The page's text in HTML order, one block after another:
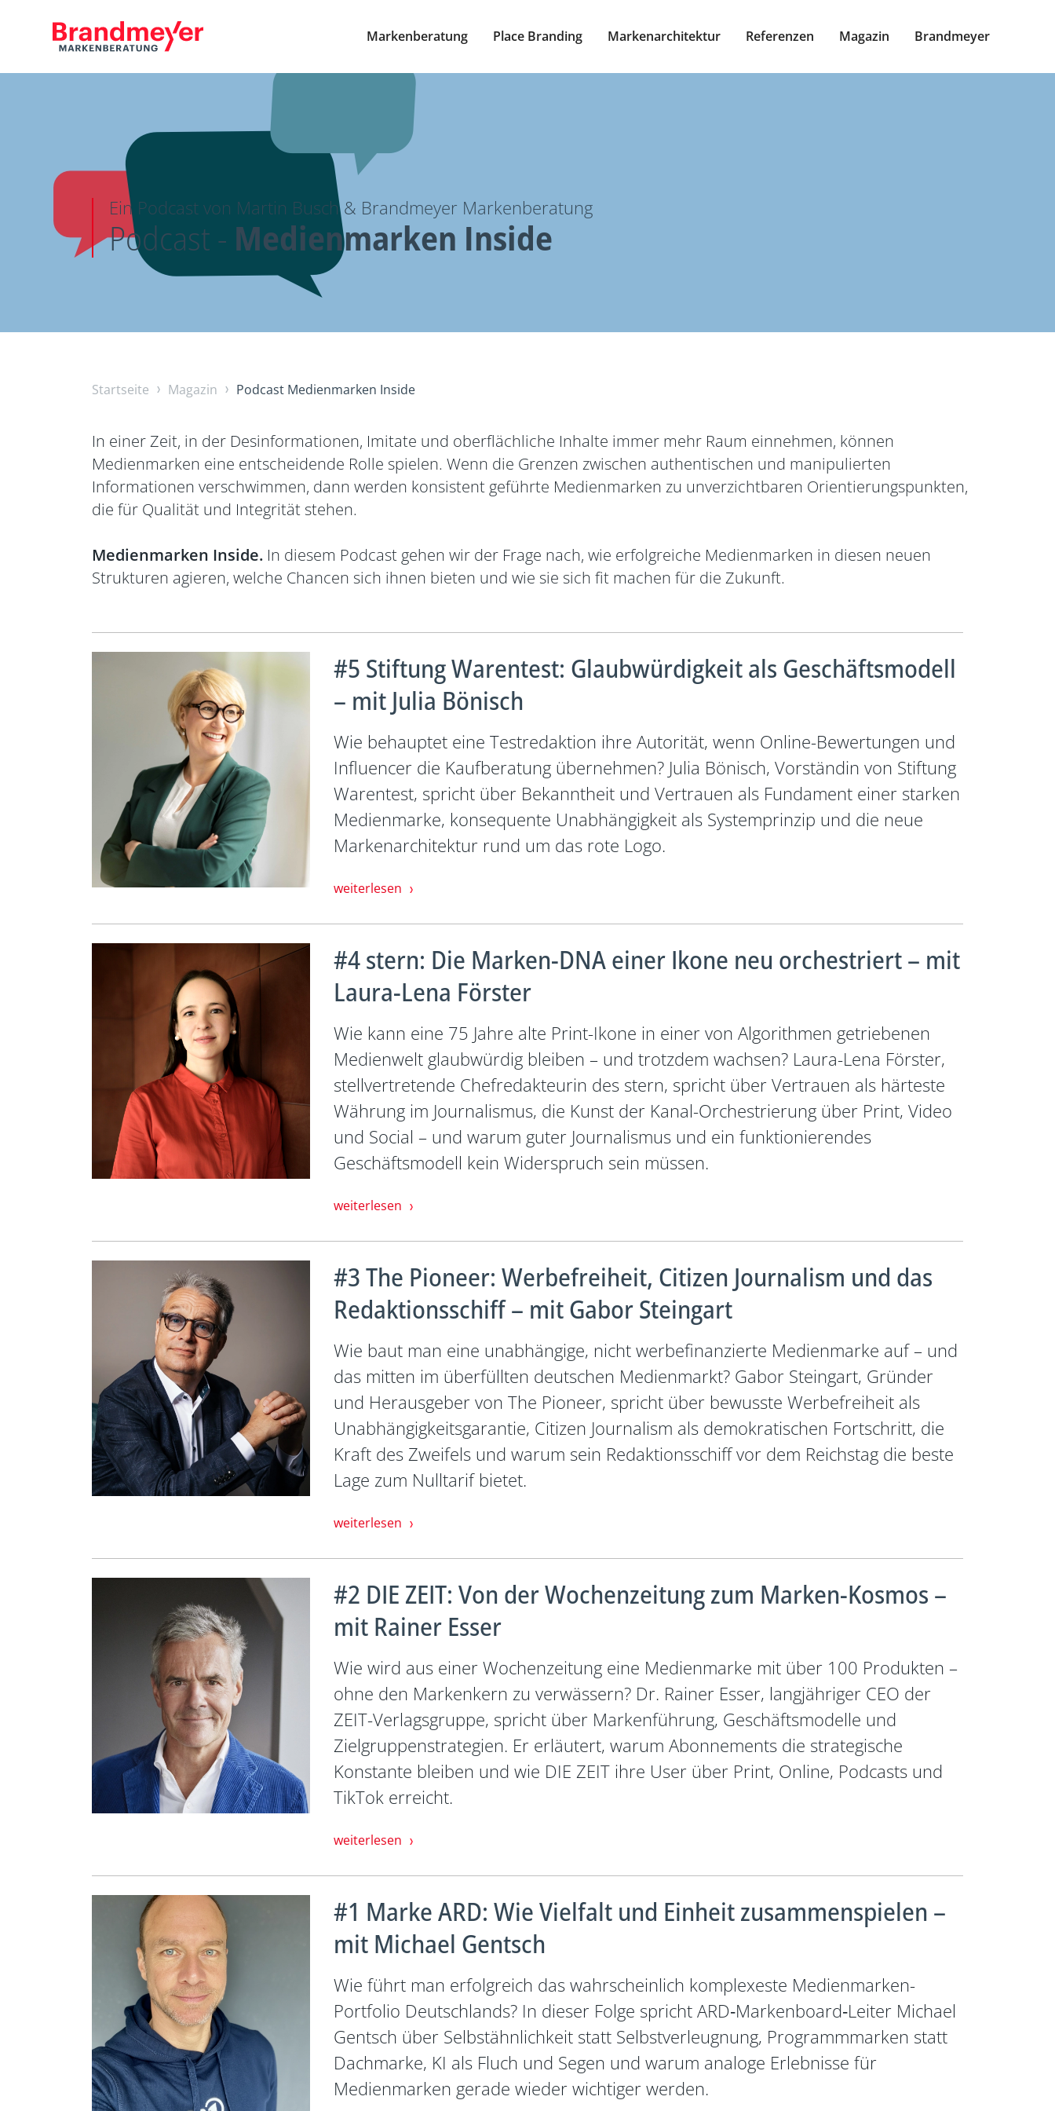
Markenberatung Place Branding Markenarchitektur Referenzen Magazin Brandmeyer
Ein Podcast von Martin Busch & Brandmeyer Markenberatung
Podcast - Medienmarken Inside
Startseite Magazin Podcast Medienmarken Inside
In einer Zeit, in der Desinformationen, Imitate und oberflächliche Inhalte immer mehr Raum einnehmen, können
Medienmarken eine entscheidende Rolle spielen. Wenn die Grenzen zwischen authentischen und manipulierten
Informationen verschwimmen, dann werden konsistent geführte Medienmarken zu unverzichtbaren Orientierungspunkten,
die für Qualität und Integrität stehen.
Medienmarken Inside. In diesem Podcast gehen wir der Frage nach, wie erfolgreiche Medienmarken in diesen neuen
Strukturen agieren, welche Chancen sich ihnen bieten und wie sie sich fit machen für die Zukunft.
#5 Stiftung Warentest: Glaubwürdigkeit als Geschäftsmodell
– mit Julia Bönisch
Wie behauptet eine Testredaktion ihre Autorität, wenn Online-Bewertungen und
Influencer die Kaufberatung übernehmen? Julia Bönisch, Vorständin von Stiftung
Warentest, spricht über Bekanntheit und Vertrauen als Fundament einer starken
Medienmarke, konsequente Unabhängigkeit als Systemprinzip und die neue
Markenarchitektur rund um das rote Logo.
weiterlesen
#4 stern: Die Marken-DNA einer Ikone neu orchestriert – mit
Laura-Lena Förster
Wie kann eine 75 Jahre alte Print-Ikone in einer von Algorithmen getriebenen
Medienwelt glaubwürdig bleiben – und trotzdem wachsen? Laura-Lena Förster,
stellvertretende Chefredakteurin des stern, spricht über Vertrauen als härteste
Währung im Journalismus, die Kunst der Kanal-Orchestrierung über Print, Video
und Social – und warum guter Journalismus und ein funktionierendes
Geschäftsmodell kein Widerspruch sein müssen.
weiterlesen
#3 The Pioneer: Werbefreiheit, Citizen Journalism und das
Redaktionsschiff – mit Gabor Steingart
Wie baut man eine unabhängige, nicht werbefinanzierte Medienmarke auf – und
das mitten im überfüllten deutschen Medienmarkt? Gabor Steingart, Gründer
und Herausgeber von The Pioneer, spricht über bewusste Werbefreiheit als
Unabhängigkeitsgarantie, Citizen Journalism als demokratischen Fortschritt, die
Kraft des Zweifels und warum sein Redaktionsschiff vor dem Reichstag die beste
Lage zum Nulltarif bietet.
weiterlesen
#2 DIE ZEIT: Von der Wochenzeitung zum Marken-Kosmos –
mit Rainer Esser
Wie wird aus einer Wochenzeitung eine Medienmarke mit über 100 Produkten –
ohne den Markenkern zu verwässern? Dr. Rainer Esser, langjähriger CEO der
ZEIT-Verlagsgruppe, spricht über Markenführung, Geschäftsmodelle und
Zielgruppenstrategien. Er erläutert, warum Abonnements die strategische
Konstante bleiben und wie DIE ZEIT ihre User über Print, Online, Podcasts und
TikTok erreicht.
weiterlesen
#1 Marke ARD: Wie Vielfalt und Einheit zusammenspielen –
mit Michael Gentsch
Wie führt man erfolgreich das wahrscheinlich komplexeste Medienmarken-
Portfolio Deutschlands? In dieser Folge spricht ARD‑Markenboard‑Leiter Michael
Gentsch über Selbstähnlichkeit statt Selbstverleugnung, Programmmarken statt
Dachmarke, KI als Fluch und Segen und warum analoge Erlebnisse für
Medienmarken gerade wieder wichtiger werden.